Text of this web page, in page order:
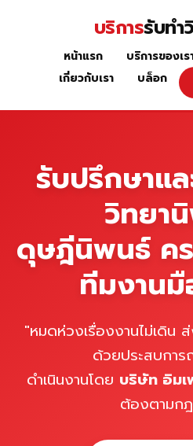
หน้าแรก
บริการรับทำ
หน้าแรก บริการของเร
เกี่ยวกับเรา
บล็อก
รับปรึกษาแ
วิทยา
ดุษฎีนิพนธ์ ค
ทีมงาน
"หมดห่วงเรื่องงานไม่เดิน
ด้วยประสบกา
ดำเนินงานโดย บริษัท อิมเ
ต้องตามก